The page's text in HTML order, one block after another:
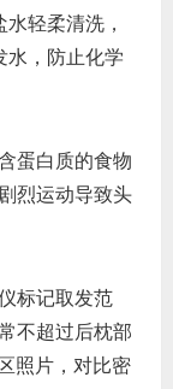
轻柔清洗，
水，防止化学
蛋白质的食物
烈运动导致头
标记取发范
不超过后枕部
照片，对比密